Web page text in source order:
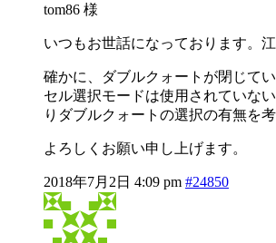
tom86 様
いつもお世話になっております。江
確かに、ダブルクォートが閉じて
セル選択モードは使用されていな
りダブルクォートの選択の有無を
よろしくお願い申し上げます。
2018年7月2日 4:09 pm #24850